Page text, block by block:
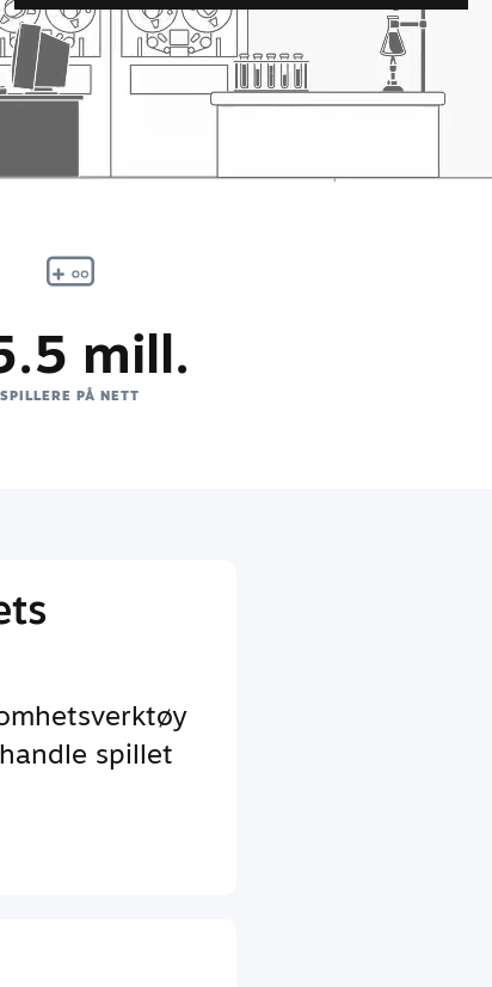
mill.
SPILLERE PÅ NETT
spillet